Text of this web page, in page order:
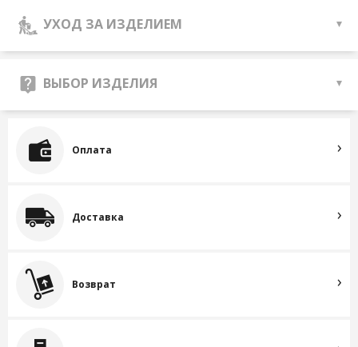
УХОД ЗА ИЗДЕЛИЕМ
ВЫБОР ИЗДЕЛИЯ
Оплата
Доставка
Возврат